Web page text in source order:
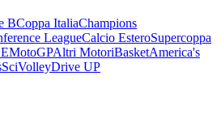
BCoppa ItaliaChampions
LeagueCalcio EsteroSupercoppa
MotoGPAltri MotoriBasketAmerica's
SciVolleyDrive UP